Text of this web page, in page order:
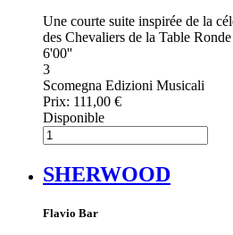
Une courte suite inspirée de la
des Chevaliers de la Table Ronde
6'00''
3
Scomegna Edizioni Musicali
Prix: 111,00 €
Disponible
SHERWOOD
Flavio Bar